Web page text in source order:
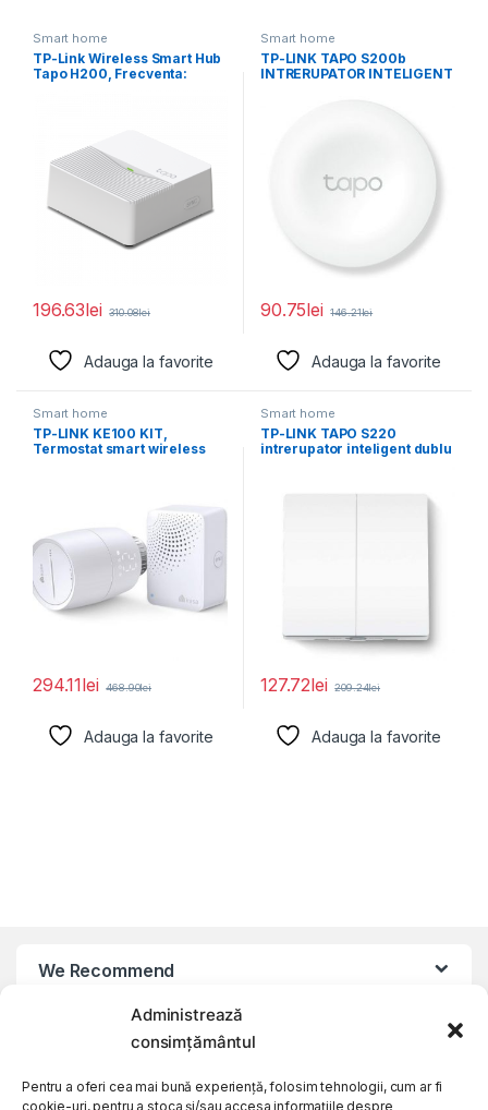
Administrează
consimțământul
Pentru a oferi cea mai bună experiență, folosim tehnologii, cum ar fi
cookie-uri, pentru a stoca și/sau accesa informațiile despre
Smart home
TP-Link Wireless Smart Hub
Tapo H200, Frecventa:
196.63lei 310.08lei
Adauga la favorite
Smart home
TP-LINK TAPO S200b
INTRERUPATOR INTELIGENT
90.75lei 146.21lei
Adauga la favorite
Smart home
TP-LINK KE100 KIT,
Termostat smart wireless
294.11lei 468.90lei
Adauga la favorite
Smart home
TP-LINK TAPO S220
intrerupator inteligent dublu
127.72lei 209.24lei
Adauga la favorite
We Recommend
My Account
Customer Care